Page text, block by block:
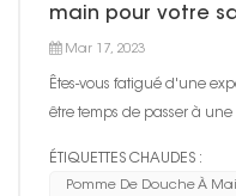
main pour votre
Mar 17, 2023
Êtes-vous fatigué d'une
être temps de passer à
ÉTIQUETTES CHAUDES :
Pomme De Douche À